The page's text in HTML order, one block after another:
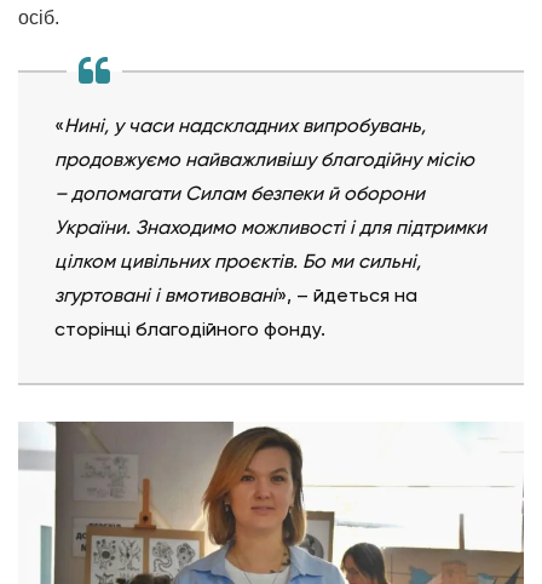
осіб.
«Нині, у часи надскладних випробувань,
продовжуємо найважливішу благодійну місію
– допомагати Силам безпеки й оборони
України. Знаходимо можливості і для підтримки
цілком цивільних проєктів. Бо ми сильні,
згуртовані і вмотивовані», – йдеться на
сторінці благодійного фонду.